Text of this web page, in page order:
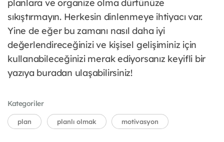
planlara ve organize olma dürtünüze
sıkıştırmayın. Herkesin dinlenmeye ihtiyacı var.
Yine de eğer bu zamanı nasıl daha iyi
değerlendireceğinizi ve kişisel gelişiminiz için
kullanabileceğinizi merak ediyorsanız keyifli bir
yazıya buradan ulaşabilirsiniz!
Kategoriler
plan planlı olmak motivasyon